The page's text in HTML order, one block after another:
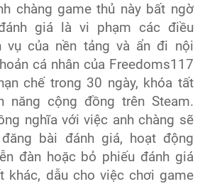
chàng game thủ này bất ngờ
giá là vi phạm các điều
vụ của nền tảng và ẩn đi nội
cá nhân của Freedoms117
chế trong 30 ngày, khóa tất
năng cộng đồng trên Steam.
nghĩa với việc anh chàng sẽ
bài đánh giá, hoạt động
đàn hoặc bỏ phiếu đánh giá
khác, dẫu cho việc chơi game